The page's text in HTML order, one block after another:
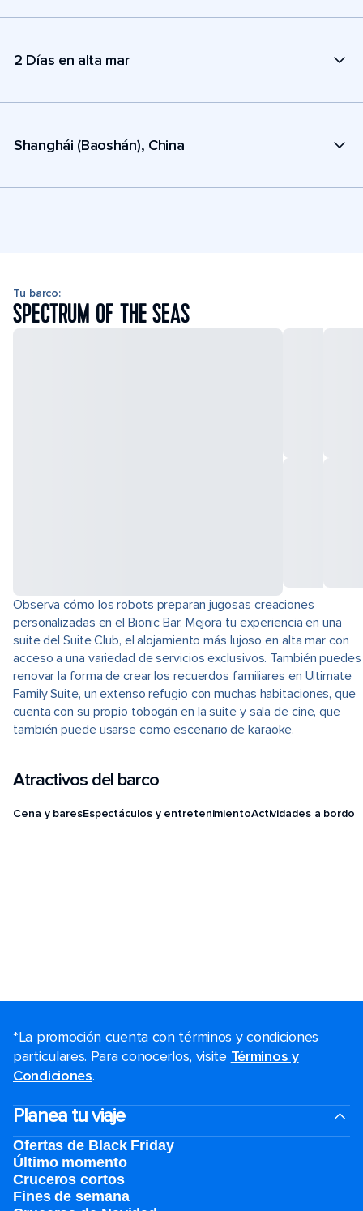
2 Días en alta mar
Shanghái (Baoshán), China
Tu barco:
SPECTRUM OF THE SEAS
Observa cómo los robots preparan jugosas creaciones
personalizadas en el Bionic Bar. Mejora tu experiencia en una
suite del Suite Club, el alojamiento más lujoso en alta mar con
acceso a una variedad de servicios exclusivos. También puedes
renovar la forma de crear los recuerdos familiares en Ultimate
Family Suite, un extenso refugio con muchas habitaciones, que
cuenta con su propio tobogán en la suite y sala de cine, que
también puede usarse como escenario de karaoke.
Atractivos del barco
Cena y baresEspectáculos y entretenimientoActividades a bordo
*La promoción cuenta con términos y condiciones
particulares. Para conocerlos, visite Términos y
Condiciones.
Planea tu viaje
Ofertas de Black Friday
Último momento
Cruceros cortos
Fines de semana